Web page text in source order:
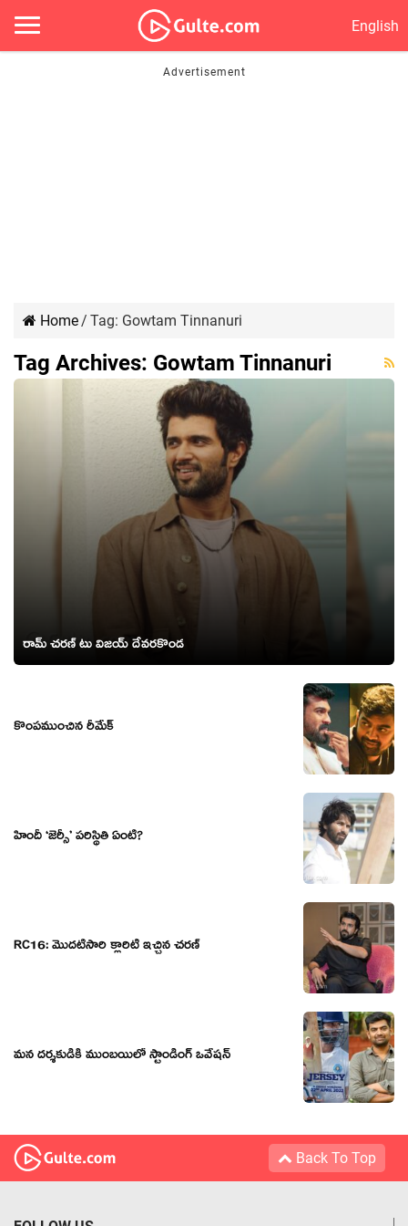
English
Home/ Tag: Gowtam Tinnanuri
Tag Archives: Gowtam Tinnanuri
రామ్ చరణ్ టు విజయ్ దేవరకొండ
కొంపముంచిన రీమేక్
హిందీ ‘జెర్సీ’ పరిస్థితి ఏంటి?
RC16: మొదటిసారి క్లారిటీ ఇచ్చిన చరణ్
మన దర్శకుడికి ముంబయిలో స్టాండింగ్ ఒవేషన్
Back To Top